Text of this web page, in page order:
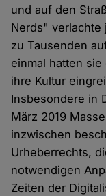
und auf den
Nerds" verlachte
zu Tausenden
einmal hatten
ihre Kultur
Insbesondere in
März 2019
inzwischen
Urheberrechts,
notwendigen
Zeiten der